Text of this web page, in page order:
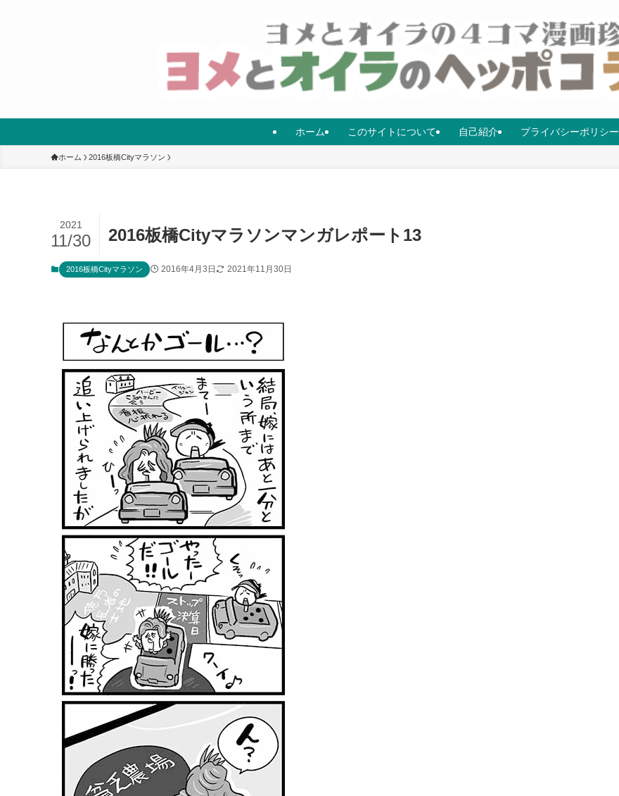
ホーム このサイトについて 自己紹介 プライバシーポリシー
ホーム 2016板橋Cityマラソン
2016板橋Cityマラソンマンガレポート13
2021
11/30
2016板橋Cityマラソン 2016年4月3日 2021年11月30日